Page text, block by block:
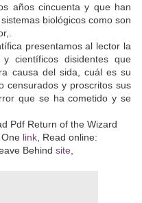
años cincuenta y que han
biológicos como son
presentamos al lector la
científicos disidentes que
causa del sida, cuál es su
censurados y proscritos sus
que se ha cometido y se
Pdf Return of the Wizard
link , Read online:
Behind site